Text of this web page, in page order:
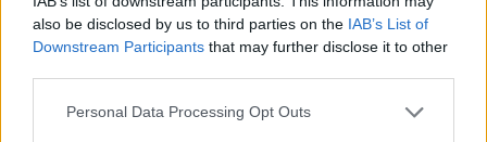
also be disclosed by us to third parties on the IAB’s List of
Downstream Participants that may further disclose it to other
Please note that this website/app uses one or more Google
Personal Data Processing Opt Outs
zenész lemondott volna a vízióiról és elengedte volna
mindazt, amit megálmodott magának?